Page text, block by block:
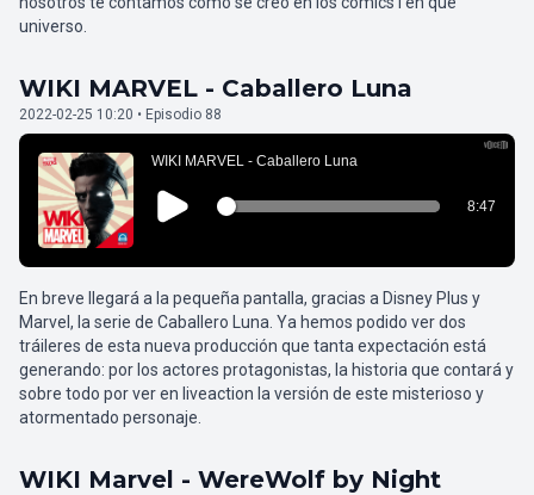
universo.
WIKI MARVEL - Caballero Luna
2022-02-25 10:20 • Episodio 88
En breve llegará a la pequeña pantalla, gracias a Disney Plus y
Marvel, la serie de Caballero Luna. Ya hemos podido ver dos
tráileres de esta nueva producción que tanta expectación está
generando: por los actores protagonistas, la historia que contará y
sobre todo por ver en liveaction la versión de este misterioso y
atormentado personaje.
WIKI Marvel - WereWolf by Night